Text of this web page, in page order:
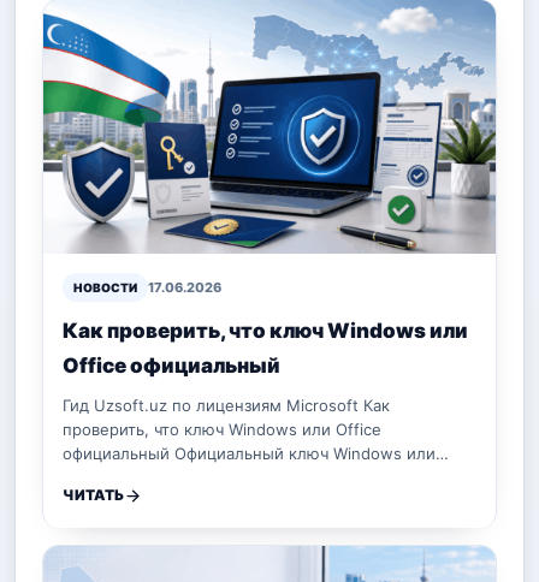
НОВОСТИ 17.06.2026
Как проверить, что ключ Windows или
Office официальный
Гид Uzsoft.uz по лицензиям Microsoft Как
проверить, что ключ Windows или Office
официальный Официальный ключ Windows или…
ЧИТАТЬ